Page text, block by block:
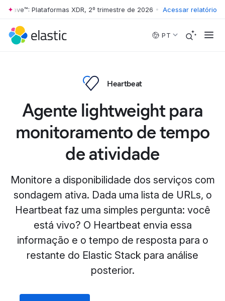
Skip to main content
Plataformas XDR, 2º trimestre de 2026 • The Forrester
Acessar relatório
PT
Heartbeat
Agente lightweight para
monitoramento de tempo
de atividade
Monitore a disponibilidade dos serviços com
sondagem ativa. Dada uma lista de URLs, o
Heartbeat faz uma simples pergunta: você
está vivo? O Heartbeat envia essa
informação e o tempo de resposta para o
restante do Elastic Stack para análise
posterior.